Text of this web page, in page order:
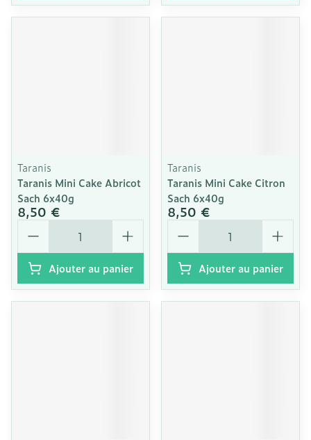
Taranis
Taranis Mini Cake Abricot
Sach 6x40g
8,50 €
Quantité
Ajouter au panier
Taranis
Taranis Mini Cake Citron
Sach 6x40g
8,50 €
Quantité
Ajouter au panier